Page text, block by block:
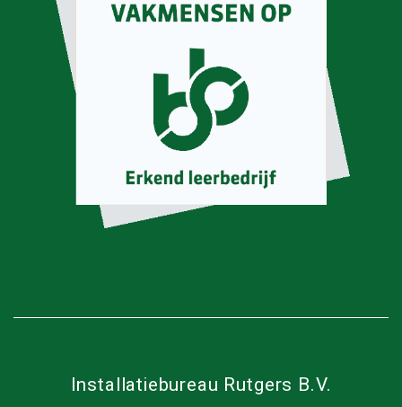
Installatiebureau Rutgers B.V.